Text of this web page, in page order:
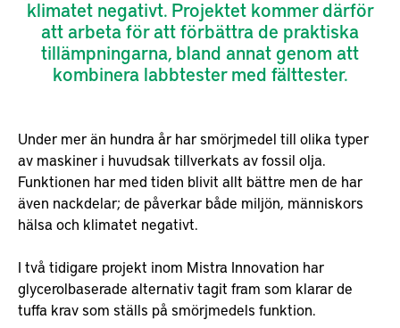
klimatet negativt. Projektet kommer därför
att arbeta för att förbättra de praktiska
tillämpningarna, bland annat genom att
kombinera labbtester med fälttester.
Under mer än hundra år har smörjmedel till olika typer
av maskiner i huvudsak tillverkats av fossil olja.
Funktionen har med tiden blivit allt bättre men de har
även nackdelar; de påverkar både miljön, människors
hälsa och klimatet negativt.
I två tidigare projekt inom Mistra Innovation har
glycerolbaserade alternativ tagit fram som klarar de
tuffa krav som ställs på smörjmedels funktion.